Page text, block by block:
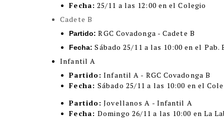
Fecha: 25/11 a las 12:00 en el Colegio
Cadete B
Partido: RGC Covadonga - Cadete B
Fecha: Sábado 25/11 a las 10:00 en el Pab.
Infantil A
Partido: Infantil A - RGC Covadonga B
Fecha:Sábado 25/11 a las 10:00 en el
Partido: Jovellanos A - Infantil A
Fecha:Domingo 26/11 a las 10:00 en La